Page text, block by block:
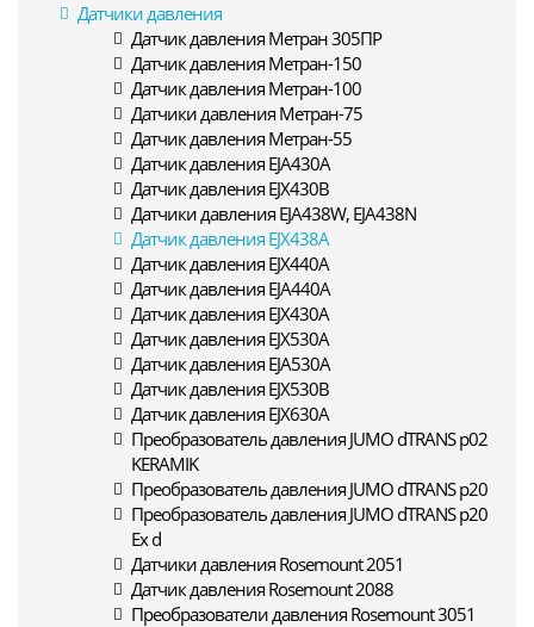
Датчики давления
Датчик давления Метран 305ПР
Датчик давления Метран-150
Датчик давления Метран-100
Датчики давления Метран-75
Датчик давления Метран-55
Датчик давления EJA430A
Датчик давления EJX430B
Датчики давления EJA438W, EJA438N
Датчик давления EJX438A
Датчик давления EJX440A
Датчик давления EJA440A
Датчик давления EJX430A
Датчик давления EJX530A
Датчик давления EJA530A
Датчик давления EJX530B
Датчик давления EJX630A
Преобразователь давления JUMO dTRANS p02
KERAMIK
Преобразователь давления JUMO dTRANS p20
Преобразователь давления JUMO dTRANS p20
Ex d
Датчики давления Rosemount 2051
Датчик давления Rosemount 2088
Преобразователи давления Rosemount 3051